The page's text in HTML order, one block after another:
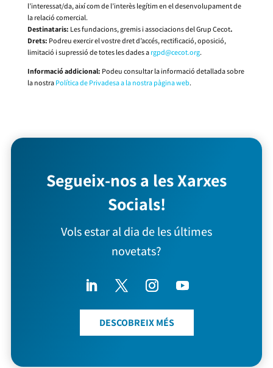
l’interessat/da, així com de l’interès legítim en el desenvolupament de
la relació comercial.
Destinataris: Les fundacions, gremis i associacions del Grup Cecot.
Drets: Podreu exercir el vostre dret d’accés, rectificació, oposició,
limitació i supressió de totes les dades a rgpd@cecot.org.
Informació addicional: Podeu consultar la informació detallada sobre
la nostra Política de Privadesa a la nostra pàgina web.
Segueix-nos a les Xarxes
Socials!
Vols estar al dia de les últimes
novetats?
DESCOBREIX MÉS